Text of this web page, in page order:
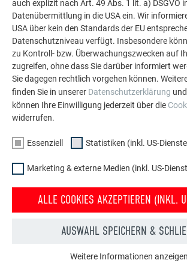
Handhabung und Verlegung durch den
Stabilität und das Umweltbewusstsein
ausschlaggebend für seine Entscheidung.
optische Aufwertung des Daches, die mit
Solardachplattein Kombination mit der
gegeben ist.
KLEINE SOLARDACHPLATTE IN KOMBINATION MIT
auch explizit nach Art. 49 Abs. 1 lit. a) DSGVO
Datenübermittlung in die USA ein. Wir
USA über kein den Standards der EU
Datenschutzniveau verfügt. Insbesondere
zu Kontroll- bzw. Überwachungszwecken auf
zugreifen, ohne dass Sie darüber informiert
Sie dagegen rechtlich vorgehen können.
finden Sie in unserer Datenschutzerklärung
können Ihre Einwilligung jederzeit über die
widerrufen.
Essenziell Statistiken (inkl. US-
Marketing & externe Medien (inkl. US-
ALLE COOKIES AKZEPTIEREN (INKL.
AUSWAHL SPEICHERN &
Weitere Informationen anzeigen